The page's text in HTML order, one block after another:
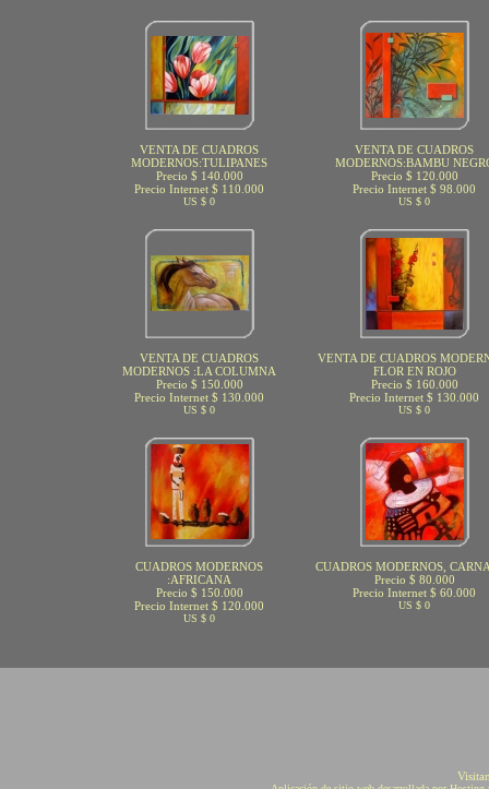
VENTA DE CUADROS
MODERNOS:TULIPANES
Precio $ 140.000
Precio Internet $ 110.000
US $ 0
VENTA DE CUADROS
MODERNOS:BAMBU
Precio $ 120.000
Precio Internet $ 98.000
US $ 0
VENTA DE CUADROS
MODERNOS :LA COLUMNA
Precio $ 150.000
Precio Internet $ 130.000
US $ 0
VENTA DE CUADROS
FLOR EN ROJO
Precio $ 160.000
Precio Internet $ 130.000
US $ 0
CUADROS MODERNOS
:AFRICANA
Precio $ 150.000
Precio Internet $ 120.000
US $ 0
CUADROS MODERNOS,
Precio $ 80.000
Precio Internet $ 60.000
US $ 0